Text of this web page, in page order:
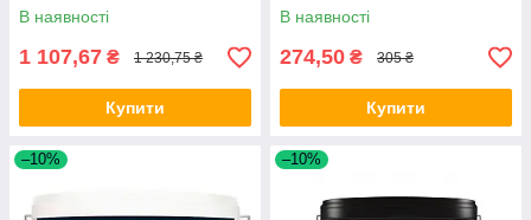
В наявності
1 107,67 ₴ 1 230,75 ₴
Купити
В наявності
274,50 ₴ 305 ₴
Купити
–10% –10%